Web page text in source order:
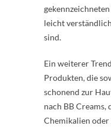
leicht
sind.
Ein weiterer
Produkten, die
schonend zur
nach BB Creams,
Chemikalien